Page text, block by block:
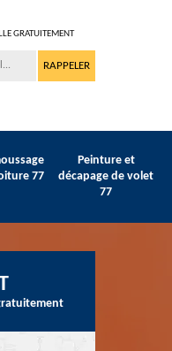
GRATUITEMENT
77
Peinture et
décapage de volet
77